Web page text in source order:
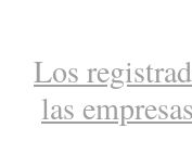
Los
las